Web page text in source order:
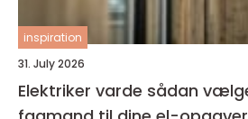
inspiration
31. July 2026
Elektriker varde sådan vælger du den rette